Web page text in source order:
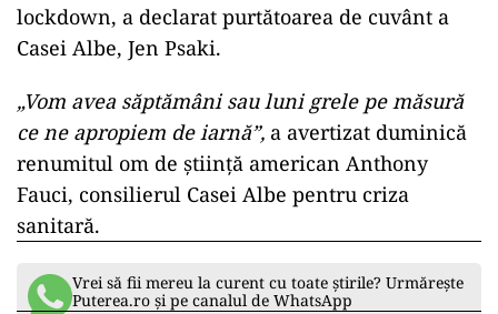
lockdown, a declarat purtătoarea de cuvânt a
Casei Albe, Jen Psaki.
„Vom avea săptămâni sau luni grele pe măsură
ce ne apropiem de iarnă”, a avertizat duminică
renumitul om de ştiinţă american Anthony
Fauci, consilierul Casei Albe pentru criza
sanitară.
Vrei să fii mereu la curent cu toate știrile? Urmărește
Puterea.ro și pe canalul de WhatsApp